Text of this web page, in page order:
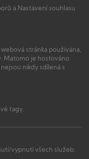
a Nastavení souhlasu
stránka používána,
Matomo je hostováno
nikdy sdílená s
tagy.
vypnutí všech služeb.